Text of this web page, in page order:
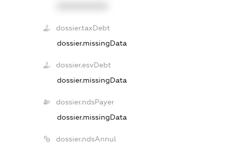
dossier.taxDebt
dossier.missingData
dossier.esvDebt
dossier.missingData
dossier.ndsPayer
dossier.missingData
dossier.ndsAnnul